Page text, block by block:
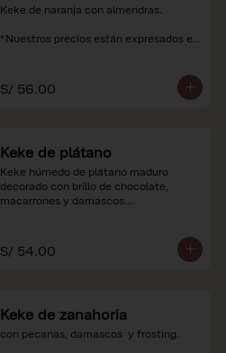
Keke de naranja con almendras.
*Nuestros precios están expresados en
S/ 56.00
Keke de plátano
Keke húmedo de plátano maduro
decorado con brillo de chocolate,
macarrones y damascos.
soles e incluyen impuestos de ley y
recargo al consumo.
S/ 54.00
Keke de zanahoria
con pecanas, damascos  y frosting.